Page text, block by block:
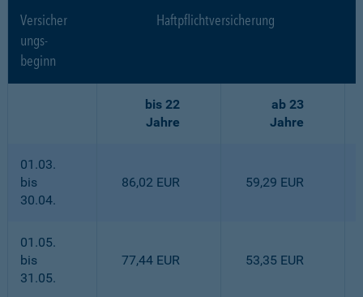
Versicher
ungs-
beginn
Haftpflichtversicherung
bis 22
Jahre
ab 23
Jahre
01.03.
bis
30.04.
86,02 EUR 59,29 EUR
01.05.
bis
31.05.
77,44 EUR 53,35 EUR